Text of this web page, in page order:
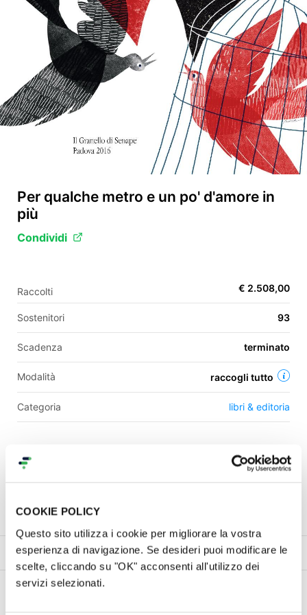
COOKIE POLICY
Questo sito utilizza i cookie per migliorare la vostra
esperienza di navigazione. Se desideri puoi modificare le
scelte, cliccando su "OK" acconsenti all'utilizzo dei
servizi selezionati.
IT
EN
FR
ES
Per qualche metro e un po' d'amore in
più
Condividi
Raccolti € 2.508,00
Sostenitori 93
Scadenza terminato
Modalità raccogli tutto
Categoria libri & editoria
Una campagna di
Progetto Ricompense Commenti ( 1) Gallery (8)